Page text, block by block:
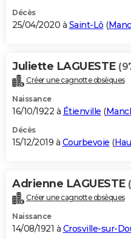
Décès
25/04/2020 à Saint-Lô (
Juliette LAGUESTE
Créer une cagnotte obsèques
Naissance
16/10/1922 à Étienville (
Décès
15/12/2019 à Courbevoie (
Adrienne LAGUESTE
Créer une cagnotte obsèques
Naissance
14/08/1921 à Crosville-sur-